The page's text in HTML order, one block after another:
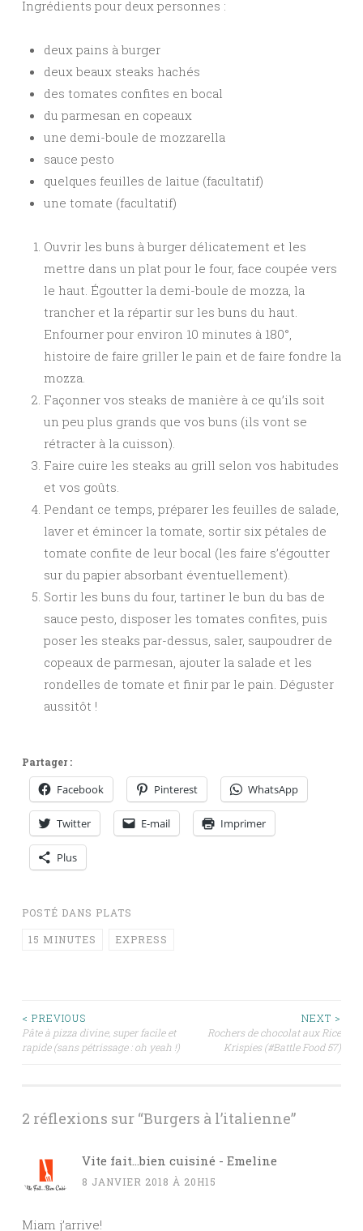
Ingrédients pour deux personnes :
deux pains à burger
deux beaux steaks hachés
des tomates confites en bocal
du parmesan en copeaux
une demi-boule de mozzarella
sauce pesto
quelques feuilles de laitue (facultatif)
une tomate (facultatif)
Ouvrir les buns à burger délicatement et les
mettre dans un plat pour le four, face coupée vers
le haut. Égoutter la demi-boule de mozza, la
trancher et la répartir sur les buns du haut.
Enfourner pour environ 10 minutes à 180°,
histoire de faire griller le pain et de faire fondre la
mozza.
Façonner vos steaks de manière à ce qu’ils soit
un peu plus grands que vos buns (ils vont se
rétracter à la cuisson).
Faire cuire les steaks au grill selon vos habitudes
et vos goûts.
Pendant ce temps, préparer les feuilles de salade,
laver et émincer la tomate, sortir six pétales de
tomate confite de leur bocal (les faire s’égoutter
sur du papier absorbant éventuellement).
Sortir les buns du four, tartiner le bun du bas de
sauce pesto, disposer les tomates confites, puis
poser les steaks par-dessus, saler, saupoudrer de
copeaux de parmesan, ajouter la salade et les
rondelles de tomate et finir par le pain. Déguster
aussitôt !
Partager :
Facebook Pinterest WhatsApp
Twitter E-mail Imprimer
Plus
POSTÉ DANS PLATS
15 MINUTES EXPRESS
Navigation
des
< PREVIOUS
Pâte à pizza divine, super facile et
rapide (sans pétrissage : oh yeah !)
NEXT >
Rochers de chocolat aux Rice
Krispies (#Battle Food 57)
2 réflexions sur “Burgers à l’italienne”
Vite fait...bien cuisiné - Emeline
8 JANVIER 2018 À 20H15
Miam j’arrive!